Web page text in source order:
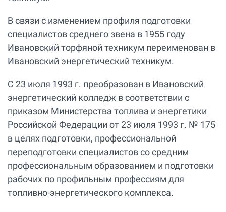
В связи с изменением профиля подготовки
специалистов среднего звена в 1955 году
Ивановский торфяной техникум переименован в
Ивановский энергетический техникум.
С 23 июля 1993 г. преобразован в Ивановский
энергетический колледж в соответствии с
приказом Министерства топлива и энергетики
Российской Федерации от 23 июля 1993 г. № 175
в целях подготовки, профессиональной
переподготовки специалистов со средним
профессиональным образованием и подготовки
рабочих по профильным профессиям для
топливно-энергетического комплекса.